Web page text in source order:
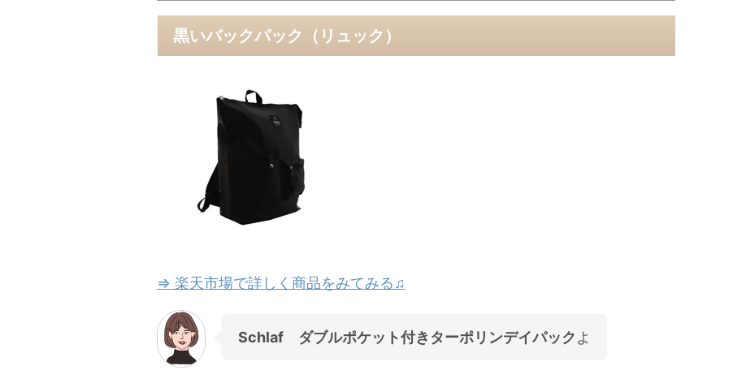
黒いバックパック（リュック）
⇒ 楽天市場で詳しく商品をみてみる♫
Schlaf ダブルポケット付きターポリンデイパックよ